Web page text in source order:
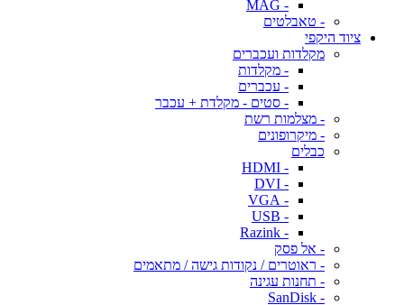
- MAG
- טאבלטים
ציוד היקפי
מקלדות ועכברים
- מקלדות
- עכברים
- סטים - מקלדת + עכבר
- מצלמות רשת
- מיקרופונים
כבלים
- HDMI
- DVI
- VGA
- USB
- Razink
- אל פסק
- ראוטרים / נקודות גישה / מתאמים
- תחנות עגינה
- SanDisk